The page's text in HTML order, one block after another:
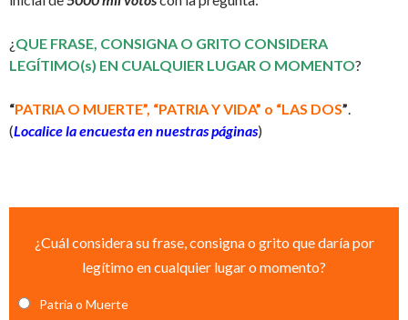
¿QUE FRASE, CONSIGNA O GRITO CONSIDERA
LEGÍTIMO(s) EN CUALQUIER LUGAR O MOMENTO?
“PATRIA O MUERTE”, “PATRIA Y VIDA” o “LAS DOS”
(Localice la encuesta en nuestras páginas)
¿Cuál considera su frase, consigna o grito que daría por
legítimo en cualquier lugar o momento?
Patria o Muerte